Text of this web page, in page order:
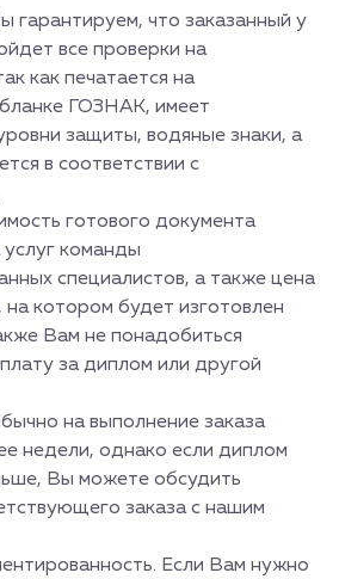
гарантируем, что заказанный у
все проверки на
как печатается на
ГОЗНАК, имеет
защиты, водяные знаки, а
в соответствии с
готового документа
команды
специалистов, а также цена
на котором будет изготовлен
Вам не понадобиться
за диплом или другой
на выполнение заказа
недели, однако если диплом
Вы можете обсудить
заказа с нашим
Если Вам нужно